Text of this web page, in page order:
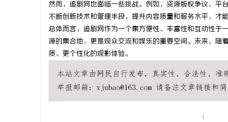
然而，追剧网也面临一些挑战。例如，资源版权争议、平
不断创新技术和管理手段，提升内容质量和服务水平，才
总体而言，追剧网作为一个集方便性、丰富性和互动性于
源的集合地，更是观众交流和娱乐的重要空间。未来，随
质、更个性化的观影体验。
1
武汉配眼镜